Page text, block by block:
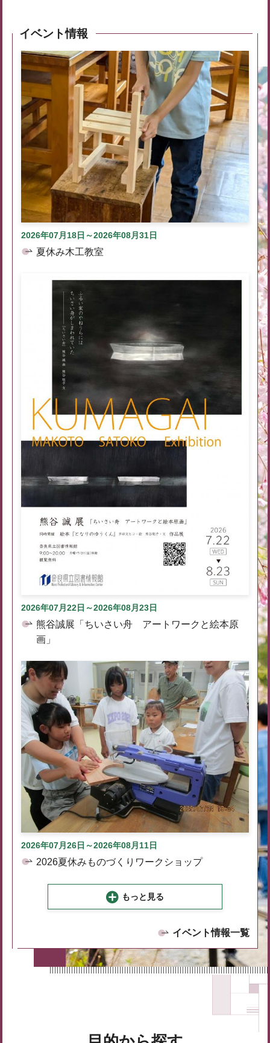
イベント情報
2026年07月18日～2026年08月31日
夏休み木工教室
2026年07月22日～2026年08月23日
熊谷誠展「ちいさい舟 アートワークと絵本原
画」
2026年07月26日～2026年08月11日
2026夏休みものづくりワークショップ
もっと見る
イベント情報一覧